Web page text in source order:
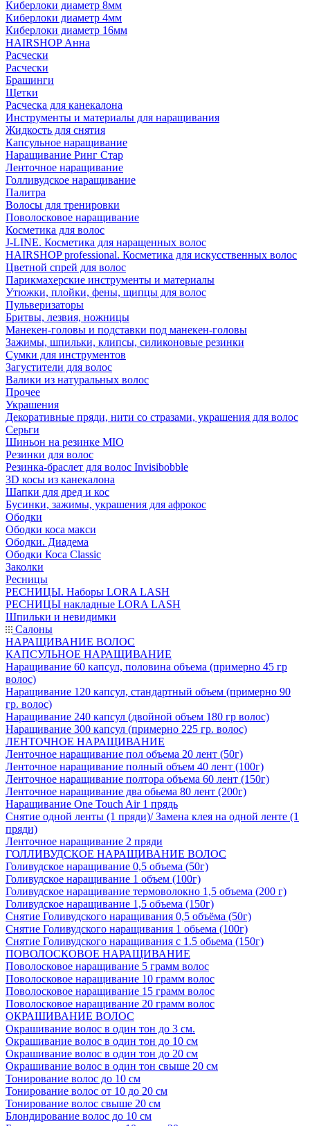
Киберлоки диаметр 8мм
Киберлоки диаметр 4мм
Киберлоки диаметр 16мм
HAIRSHOP Анна
Расчески
Расчески
Брашинги
Щетки
Расческа для канекалона
Инструменты и материалы для наращивания
Жидкость для снятия
Капсульное наращивание
Наращивание Ринг Стар
Ленточное наращивание
Голливудское наращивание
Палитра
Волосы для тренировки
Поволосковое наращивание
Косметика для волос
J-LINE. Косметика для наращенных волос
HAIRSHOP professional. Косметика для искусственных волос
Цветной спрей для волос
Парикмахерские инструменты и материалы
Утюжки, плойки, фены, щипцы для волос
Пульверизаторы
Бритвы, лезвия, ножницы
Манекен-головы и подставки под манекен-головы
Зажимы, шпильки, клипсы, силиконовые резинки
Сумки для инструментов
Загустители для волос
Валики из натуральных волос
Прочее
Украшения
Декоративные пряди, нити со стразами, украшения для волос
Серьги
Шиньон на резинке MIO
Резинки для волос
Резинка-браслет для волос Invisibobble
3D косы из канекалона
Шапки для дред и кос
Бусинки, зажимы, украшения для афрокос
Ободки
Ободки коса макси
Ободки. Диадема
Ободки Коса Classic
Заколки
Ресницы
РЕСНИЦЫ. Наборы LORA LASH
РЕСНИЦЫ накладные LORA LASH
Шпильки и невидимки
Салоны
НАРАЩИВАНИЕ ВОЛОС
КАПСУЛЬНОЕ НАРАЩИВАНИЕ
Наращивание 60 капсул, половина объема (примерно 45 гр
волос)
Наращивание 120 капсул, стандартный объем (примерно 90
гр. волос)
Наращивание 240 капсул (двойной объем 180 гр волос)
Наращивание 300 капсул (примерно 225 гр. волос)
ЛЕНТОЧНОЕ НАРАЩИВАНИЕ
Ленточное наращивание пол объема 20 лент (50г)
Ленточное наращивание полный объем 40 лент (100г)
Ленточное наращивание полтора объема 60 лент (150г)
Ленточное наращивание два обьема 80 лент (200г)
Наращивание One Touch Air 1 прядь
Снятие одной ленты (1 пряди)/ Замена клея на одной ленте (1
пряди)
Ленточное наращивание 2 пряди
ГОЛЛИВУДСКОЕ НАРАЩИВАНИЕ ВОЛОС
Голивудское наращивание 0,5 объема (50г)
Голивудское наращивание 1 объем (100г)
Голивудское наращивание термоволокно 1,5 объема (200 г)
Голивудское наращивание 1,5 объема (150г)
Снятие Голивудского наращивания 0,5 объёма (50г)
Снятие Голивудского наращивания 1 обьема (100г)
Снятие Голивудского наращивания с 1.5 обьема (150г)
ПОВОЛОСКОВОЕ НАРАЩИВАНИЕ
Поволосковое наращивание 5 грамм волос
Поволосковое наращивание 10 грамм волос
Поволосковое наращивание 15 грамм волос
Поволосковое наращивание 20 грамм волос
ОКРАШИВАНИЕ ВОЛОС
Окрашивание волос в один тон до 3 см.
Окрашивание волос в один тон до 10 см
Окрашивание волос в один тон до 20 см
Окрашивание волос в один тон свыше 20 см
Тонирование волос до 10 см
Тонирование волос от 10 до 20 см
Тонирование волос свыше 20 см
Блондирование волос до 10 см